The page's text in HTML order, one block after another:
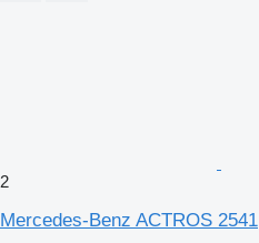
2
Mercedes-Benz ACTROS 2541